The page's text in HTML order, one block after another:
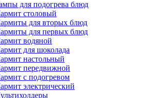
для подогрева блюд
столовый
для вторых блюд
для первых блюд
водяной
для шоколада
настольный
передвижной
с подогревом
электрический